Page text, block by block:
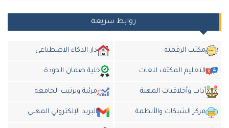
روابط سريعة
مكتب الرقمنة دار الذكاء الاضطناعي
التعليم المكثف للغات خلية ضمان الجودة
أداب وأخلاقيات المهنة مرئية وترتيب الجامعة
مركز الشبكات والأنظمة البريد الإلكتروني المهني